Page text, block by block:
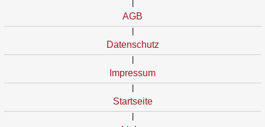
AGB
Datenschutz
Impressum
Startseite